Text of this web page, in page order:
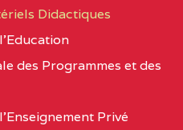
YAOUNDE
PANAFRICAIN
L'EXCELLENCE BP
Didactiques
des Programmes et des
Privé